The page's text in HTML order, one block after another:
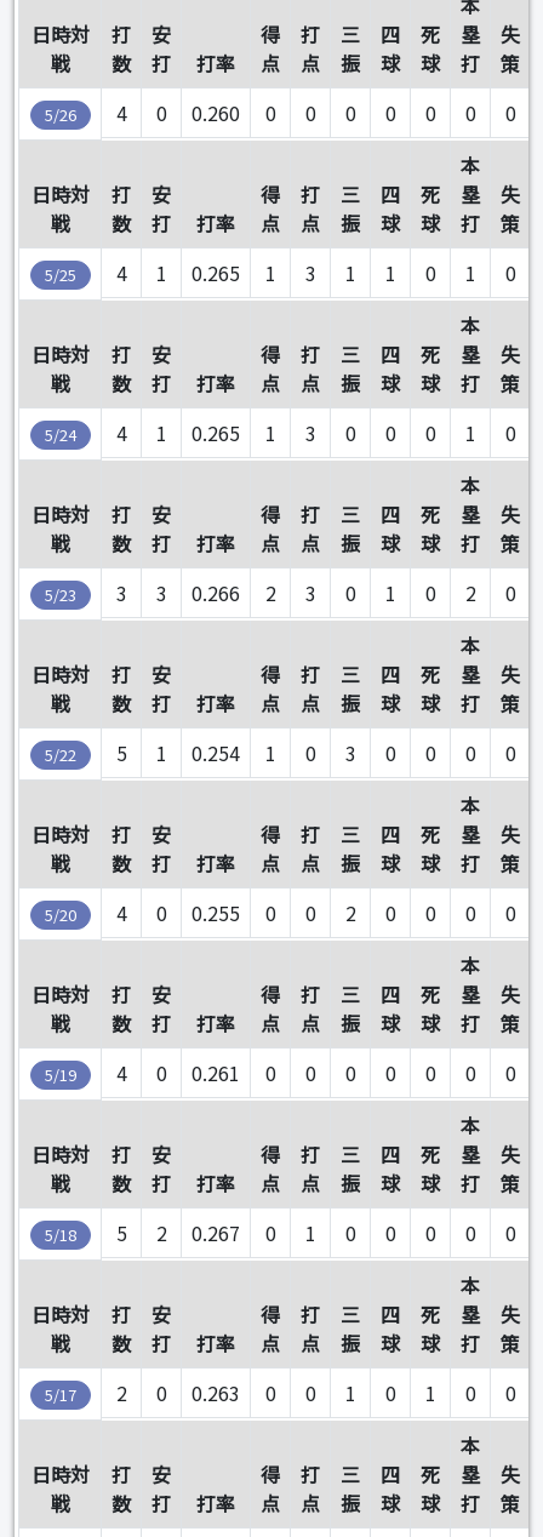
日時対
戦
打
数
安
打
打率
得
点
打
点
三
振
四
球
死
球
塁
打
失
策
5/26 4 0 0.260 0 0 0 0 0 0 0
日時対
戦
打
数
安
打
打率
得
点
打
点
三
振
四
球
死
球
本
塁
打
失
策
5/25 4 1 0.265 1 3 1 1 0 1 0
日時対
戦
打
数
安
打
打率
得
点
打
点
三
振
四
球
死
球
本
塁
打
失
策
5/24 4 1 0.265 1 3 0 0 0 1 0
日時対
戦
打
数
安
打
打率
得
点
打
点
三
振
四
球
死
球
本
塁
打
失
策
5/23 3 3 0.266 2 3 0 1 0 2 0
日時対
戦
打
数
安
打
打率
得
点
打
点
三
振
四
球
死
球
本
塁
打
失
策
5/22 5 1 0.254 1 0 3 0 0 0 0
日時対
戦
打
数
安
打
打率
得
点
打
点
三
振
四
球
死
球
本
塁
打
失
策
5/20 4 0 0.255 0 0 2 0 0 0 0
日時対
戦
打
数
安
打
打率
得
点
打
点
三
振
四
球
死
球
本
塁
打
失
策
5/19 4 0 0.261 0 0 0 0 0 0 0
日時対
戦
打
数
安
打
打率
得
点
打
点
三
振
四
球
死
球
本
塁
打
失
策
5/18 5 2 0.267 0 1 0 0 0 0 0
日時対
戦
打
数
安
打
打率
得
点
打
点
三
振
四
球
死
球
本
塁
打
失
策
5/17 2 0 0.263 0 0 1 0 1 0 0
日時対
戦
打
数
安
打
打率
得
点
打
点
三
振
四
球
死
球
本
塁
打
失
策